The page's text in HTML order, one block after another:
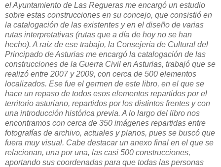
el Ayuntamiento de Las Regueras me encargó un estudio
sobre estas construcciones en su concejo, que consistió en
la catalogación de las existentes y en el diseño de varias
rutas interpretativas (rutas que a día de hoy no se han
hecho). A raíz de ese trabajo, la Consejería de Cultural del
Principado de Asturias me encargó la catalogación de las
construcciones de la Guerra Civil en Asturias, trabajó que se
realizó entre 2007 y 2009, con cerca de 500 elementos
localizados. Ese fue el germen de este libro, en el que se
hace un repaso de todos esos elementos repartidos por el
territorio asturiano, repartidos por los distintos frentes y con
una introducción histórica previa. A lo largo del libro nos
encontramos con cerca de 350 imágenes repartidas entre
fotografías de archivo, actuales y planos, pues se buscó que
fuera muy visual. Cabe destacar un anexo final en el que se
relacionan, una por una, las casi 500 construcciones,
aportando sus coordenadas para que todas las personas